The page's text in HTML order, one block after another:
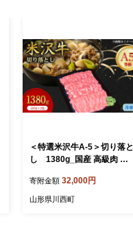
＜特選米沢牛A-5＞切り落と
し 1380g_国産 高級肉 和
すめ 送料無料 山形県【142
0732】
寄附金額 32,000円
山形県川西町